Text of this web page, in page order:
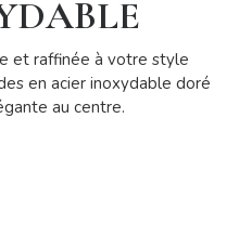
et raffinée à votre style
en acier inoxydable doré
au centre.